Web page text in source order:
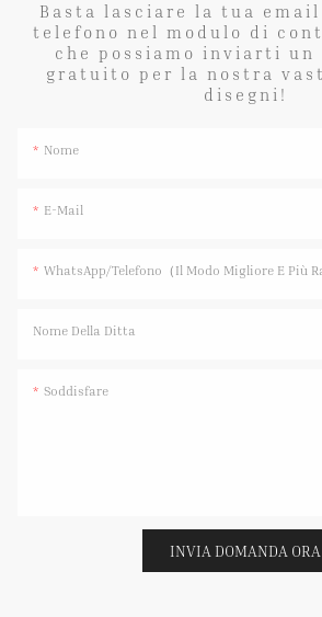
Basta lasciare la tua
telefono nel modulo di
che possiamo inviarti un
gratuito per la nostra
disegni!
Nome
E-Mail
WhatsApp/Telefono（Il Modo Migliore E Più Rapido
Nome Della Ditta
Soddisfare
INVIA DOMANDA ORA